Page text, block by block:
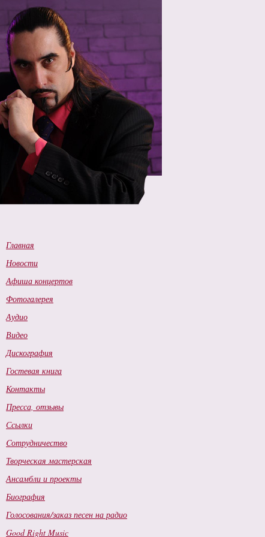
Главная
Новости
Афиша концертов
Фотогалерея
Аудио
Видео
Дискография
Гостевая книга
Контакты
Пресса, отзывы
Ссылки
Cотрудничество
Творческая мастерская
Ансамбли и проекты
Биография
Голосования/заказ песен на радио
Good Right Music